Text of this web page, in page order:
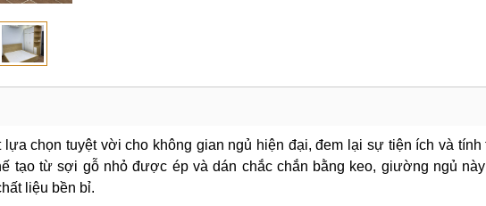
chọn tuyệt vời cho không gian ngủ hiện đại, đem lại sự tiện ích và tính
tạo từ sợi gỗ nhỏ được ép và dán chắc chắn bằng keo, giường ngủ
liệu bền bỉ.